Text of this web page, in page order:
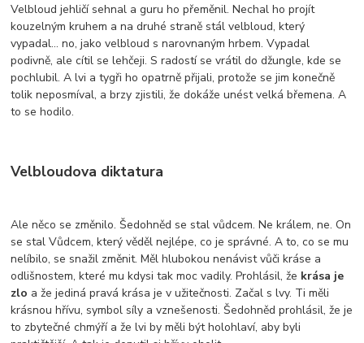
Velbloud jehličí sehnal a guru ho přeměnil. Nechal ho projít
kouzelným kruhem a na druhé straně stál velbloud, který
vypadal... no, jako velbloud s narovnaným hrbem. Vypadal
podivně, ale cítil se lehčeji. S radostí se vrátil do džungle, kde se
pochlubil. A lvi a tygři ho opatrně přijali, protože se jim konečně
tolik neposmíval, a brzy zjistili, že dokáže unést velká břemena. A
to se hodilo.
Velbloudova diktatura
Ale něco se změnilo. Šedohněd se stal vůdcem. Ne králem, ne. On
se stal Vůdcem, který věděl nejlépe, co je správné. A to, co se mu
nelíbilo, se snažil změnit. Měl hlubokou nenávist vůči kráse a
odlišnostem, které mu kdysi tak moc vadily. Prohlásil, že krása je
zlo a že jediná pravá krása je v užitečnosti. Začal s lvy. Ti měli
krásnou hřívu, symbol síly a vznešenosti. Šedohněd prohlásil, že je
to zbytečné chmýří a že lvi by měli být holohlaví, aby byli